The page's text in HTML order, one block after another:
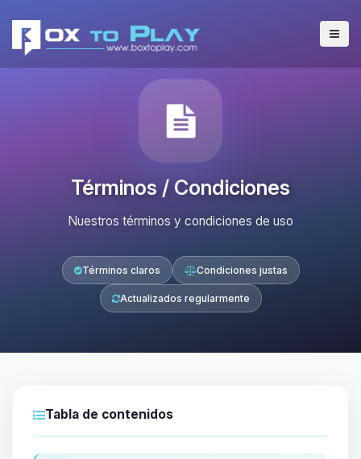
Términos / Condiciones
Nuestros términos y condiciones de uso
Términos claros Condiciones justas
Actualizados regularmente
Tabla de contenidos